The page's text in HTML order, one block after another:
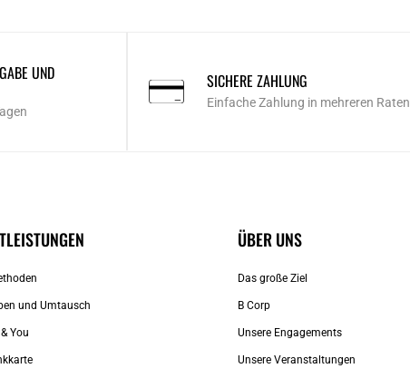
UND SICHERE ZAHLUNG
Einfache Zahlung in mehreren Raten
und Umtausch
You
ÜBER UNS
Das große Ziel
B Corp
Unsere Engagements
Unsere Veranstaltungen